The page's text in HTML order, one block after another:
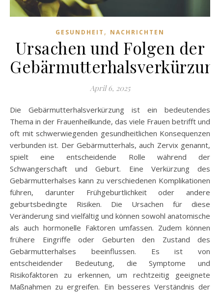
GESUNDHEIT , NACHRICHTEN
Ursachen und Folgen der
April 6, 2025
Die Gebärmutterhalsverkürzung ist ein bedeutendes
Thema in der Frauenheilkunde, das viele Frauen betrifft und
oft mit schwerwiegenden gesundheitlichen Konsequenzen
verbunden ist. Der Gebärmutterhals, auch Zervix genannt,
spielt eine entscheidende Rolle während der
Schwangerschaft und Geburt. Eine Verkürzung des
Gebärmutterhalses kann zu verschiedenen Komplikationen
führen, darunter Frühgeburtlichkeit oder andere
geburtsbedingte Risiken. Die Ursachen für diese
Veränderung sind vielfältig und können sowohl anatomische
als auch hormonelle Faktoren umfassen. Zudem können
frühere Eingriffe oder Geburten den Zustand des
Gebärmutterhalses beeinflussen. Es ist von
entscheidender Bedeutung, die Symptome und
Risikofaktoren zu erkennen, um rechtzeitig geeignete
Maßnahmen zu ergreifen. Ein besseres Verständnis der